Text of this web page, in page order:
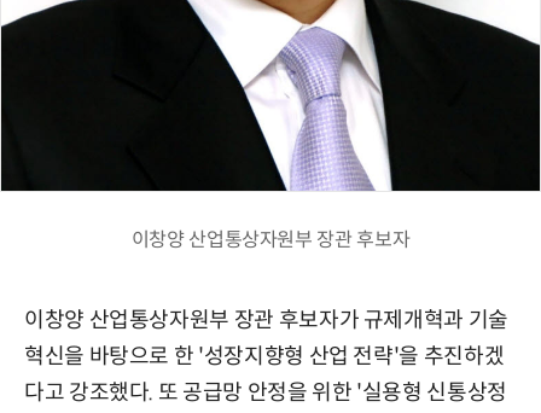
이창양 산업통상자원부 장관 후보자
이창양 산업통상자원부 장관 후보자가 규제개혁과 기술
혁신을 바탕으로 한 '성장지향형 산업 전략'을 추진하겠
다고 강조했다. 또 공급망 안정을 위한 '실용형 신통상정